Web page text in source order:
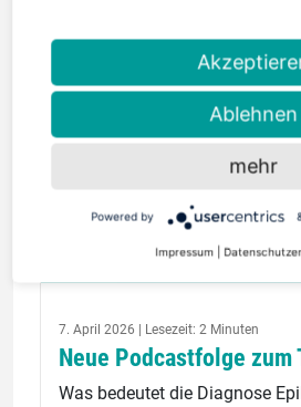
7. April 2026 | Lesezeit: 2 Minuten
Was bedeutet die Diagnose
Ablehnen
mehr
Powered by
Impressum